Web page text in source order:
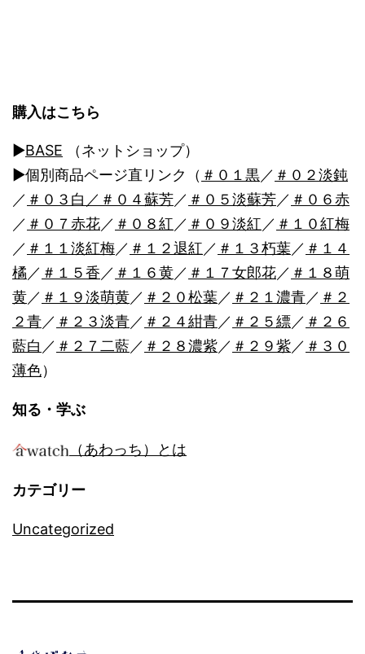
ョ
ン
購入はこちら
▶︎BASE （ネットショップ）
▶︎個別商品ページ直リンク（ ＃０１黒／ ＃０２淡鈍
／ ＃０３白 ／＃０４蘇芳／ ＃０５淡蘇芳／ ＃０６赤
／ ＃０７赤花／ ＃０８紅 ／ ＃０９淡紅 ／ ＃１０紅梅
／ ＃１１淡紅梅／ ＃１２退紅 ／ ＃１３朽葉／ ＃１４
橘 ／ ＃１５香 ／ ＃１６黄／ ＃１７女郎花／ ＃１８萌
黄／ ＃１９淡萌黄／ ＃２０松葉／ ＃２１濃青／ ＃２
２青／ ＃２３淡青／ ＃２４紺青／ ＃２５縹／ ＃２６
藍白 ／ ＃２７二藍／ ＃２８濃紫／ ＃２９紫／ ＃３０
薄色）
知る・学ぶ
（あわっち）とは
カテゴリー
Uncategorized